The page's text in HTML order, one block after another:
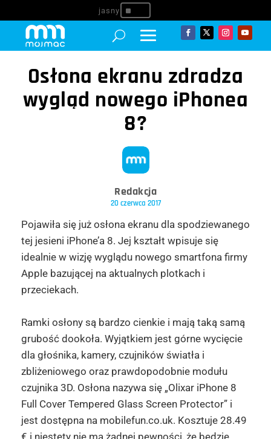
^
Osłona ekranu zdradza
wygląd nowego iPhonea
8?
Redakcja
20 czerwca 2017
Pojawiła się już osłona ekranu dla spodziewanego
tej jesieni iPhone’a 8. Jej kształt wpisuje się
idealnie w wizję wyglądu nowego smartfonafirmy
Apple bazującej na aktualnych plotkach i
przeciekach.
Ramki osłony są bardzo cienkie i mają taką samą
grubość dookoła. Wyjątkiem jest górne wycięcie
dla głośnika, kamery, czujników światła i
zbliżeniowego oraz prawdopodobnie modułu
czujnika 3D. Osłona nazywa się „Olixar iPhone8
Full Cover Tempered Glass Screen Protector” i
jest dostępna na mobilefun.co.uk. Kosztuje 28.49
€ i niestetynie ma żadnej pewności, że będzie